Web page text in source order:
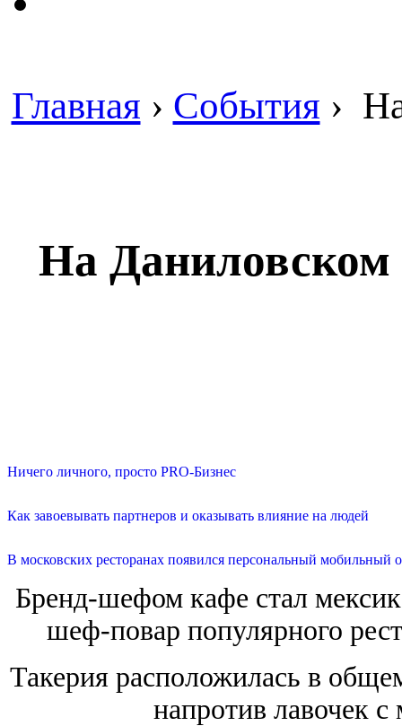
Главная › События ›
На Даниловском
Ничего личного, просто PRO-Бизнес
Как завоевывать партнеров и оказывать влияние на людей
В московских ресторанах появился персональный мобильный
Бренд-шефом кафе стал
шеф-повар популярного
Такерия расположилась в
напротив лавочек